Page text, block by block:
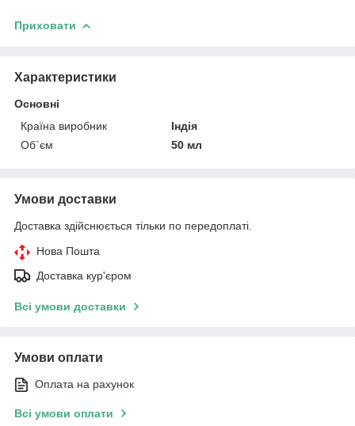
Приховати
Характеристики
Основні
Країна виробник
Індія
Об`єм
50 мл
Умови доставки
Доставка здійснюється тільки по передоплаті.
Нова Пошта
Доставка кур'єром
Всі умови доставки
Умови оплати
Оплата на рахунок
Всі умови оплати